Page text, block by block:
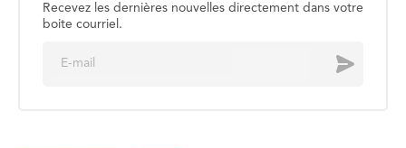
Recevez les dernières nouvelles directement dans votre
boite courriel.
Envoyer